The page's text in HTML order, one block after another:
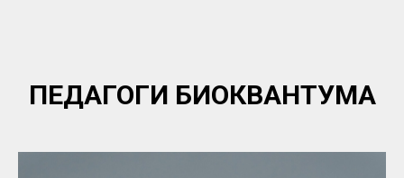
ПЕДАГОГИ БИОКВАНТУМА